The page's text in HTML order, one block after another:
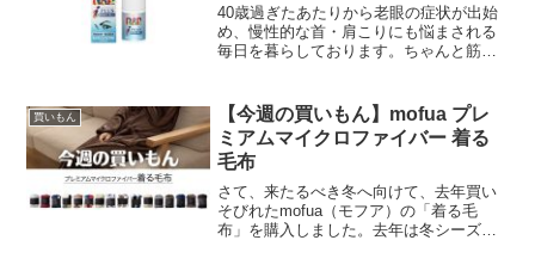
40歳過ぎたあたりから老眼の症状が出始
め、慢性的な首・肩こりにも悩まされる
毎日を暮らしております。ちゃんと筋ト
ストレッチくらいはやってみるも全く効
果がないので、ひとまず...
買いもん
【今週の買いもん】mofua プレ
ミアムマイクロファイバー 着る
毛布
さて、来たるべき冬へ向けて、去年買い
そびれたmofua（モフア）の「着る毛
布」を購入しました。去年は冬シーズン